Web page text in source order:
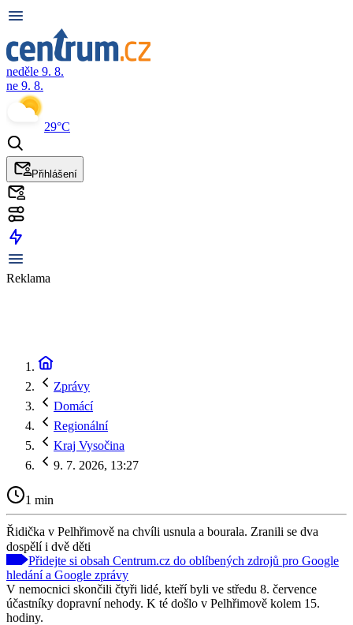
neděle 9. 8.
ne 9. 8.
29°C
Přihlášení
Reklama
Zprávy
Domácí
Regionální
Kraj Vysočina
9. 7. 2026, 13:27
1 min
Řidička v Pelhřimově na chvíli usnula a bourala. Zranili se dva
dospělí i dvě děti
Přidejte si obsah Centrum.cz do oblíbených zdrojů pro Google
hledání a Google zprávy
V nemocnici skončili čtyři lidé, kteří byli ve středu 8. července
účastníky dopravní nehody. K té došlo v Pelhřimově kolem 15.
hodiny.